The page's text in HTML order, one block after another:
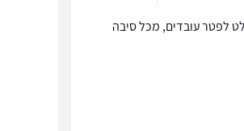
לפטר עובדים, מכל סיבה